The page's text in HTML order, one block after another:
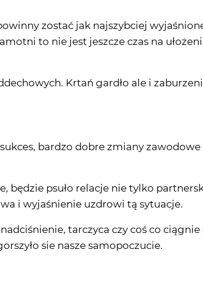
zostać jak najszybciej
to nie jest jeszcze czas na
Krtań gardło ale i
bardzo dobre zmiany zawodowe
będzie psuło relacje nie tylko
i wyjaśnienie uzdrowi tą sytuacje.
tarczyca czy coś co ciągnie
sie nasze samopoczucie.